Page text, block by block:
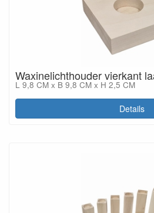
Waxinelichthouder vierkant
L 9,8 CM x B 9,8 CM x H 2,5 CM
Details